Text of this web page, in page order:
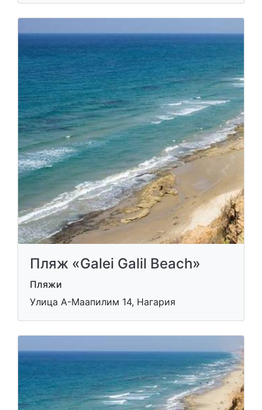
Пляж «Galei Galil Beach»
Пляжи
Улица А-Маапилим 14, Нагария